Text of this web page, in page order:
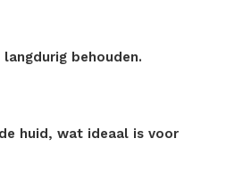
behouden.
huid, wat ideaal is voor